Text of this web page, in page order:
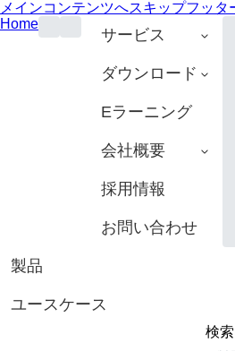
メインコンテンツへスキップフッタ
Home
サービス
ダウンロード
Eラーニング
会社概要
採用情報
お問い合わせ
製品
ユースケース
検